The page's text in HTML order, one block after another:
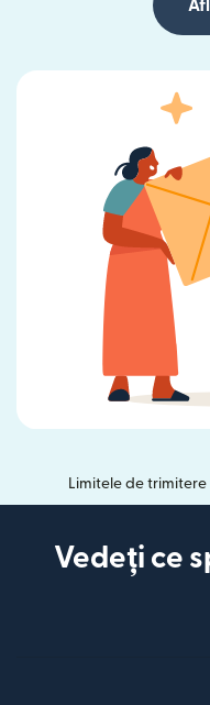
Limitele de
Vedeți ce